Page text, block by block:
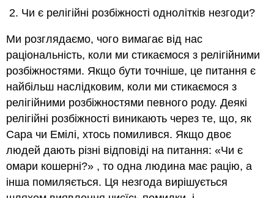
Чи є релігійні розбіжності однолітків незгоди?
Ми розглядаємо, чого вимагає від нас
раціональність, коли ми стикаємося з релігійними
розбіжностями. Якщо бути точніше, це питання є
найбільш наслідковим, коли ми стикаємося з
релігійними розбіжностями певного роду. Деякі
релігійні розбіжності виникають через те, що, як
Сара чи Емілі, хтось помилився. Якщо двоє
людей дають різні відповіді на питання: «Чи є
омари кошерні?» , то одна людина має рацію, а
інша помиляється. Ця незгода вирішується